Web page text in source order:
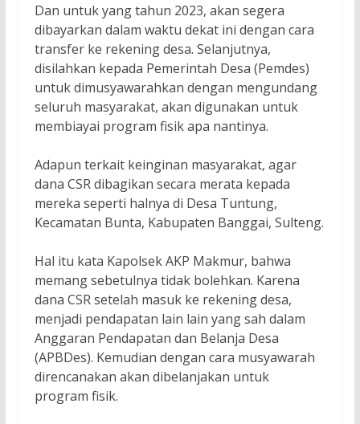
Dan untuk yang tahun 2023, akan segera
dibayarkan dalam waktu dekat ini dengan cara
transfer ke rekening desa. Selanjutnya,
disilahkan kepada Pemerintah Desa (Pemdes)
untuk dimusyawarahkan dengan mengundang
seluruh masyarakat, akan digunakan untuk
membiayai program fisik apa nantinya.
Adapun terkait keinginan masyarakat, agar
dana CSR dibagikan secara merata kepada
mereka seperti halnya di Desa Tuntung,
Kecamatan Bunta, Kabupaten Banggai, Sulteng.
Hal itu kata Kapolsek AKP Makmur, bahwa
memang sebetulnya tidak bolehkan. Karena
dana CSR setelah masuk ke rekening desa,
menjadi pendapatan lain lain yang sah dalam
Anggaran Pendapatan dan Belanja Desa
(APBDes). Kemudian dengan cara musyawarah
direncanakan akan dibelanjakan untuk
program fisik.